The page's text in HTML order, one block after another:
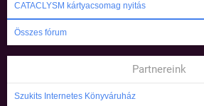
CATACLYSM kártyacsomag nyitás
Összes fórum
Partnereink
Szukits Internetes Könyváruház